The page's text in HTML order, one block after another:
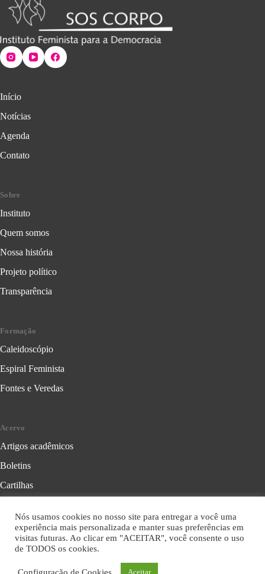
Início
Notícias
Agenda
Contato
Sobre
Instituto
Quem somos
Nossa história
Projeto político
Transparência
Formação
Caleidoscópio
Espiral Feminista
Fontes e Veredas
Acervo
Artigos acadêmicos
Boletins
Cartilhas
Folhetos
Livros
Nós usamos cookies no nosso site para entregar a você uma
experiência mais personalizada e manter suas preferências em
visitas futuras. Ao clicar em "ACEITAR", você consente o uso
de TODOS os cookies.
Configuração de Cookies Aceitar